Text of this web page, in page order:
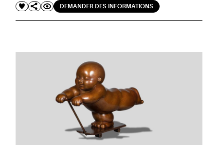
DEMANDER DES INFORMATIONS